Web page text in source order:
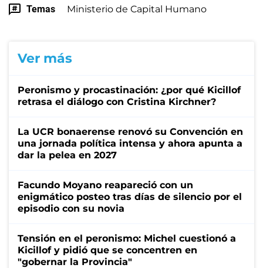
Temas Ministerio de Capital Humano
Ver más
Peronismo y procastinación: ¿por qué Kicillof
retrasa el diálogo con Cristina Kirchner?
La UCR bonaerense renovó su Convención en
una jornada política intensa y ahora apunta a
dar la pelea en 2027
Facundo Moyano reapareció con un
enigmático posteo tras días de silencio por el
episodio con su novia
Tensión en el peronismo: Michel cuestionó a
Kicillof y pidió que se concentren en
"gobernar la Provincia"